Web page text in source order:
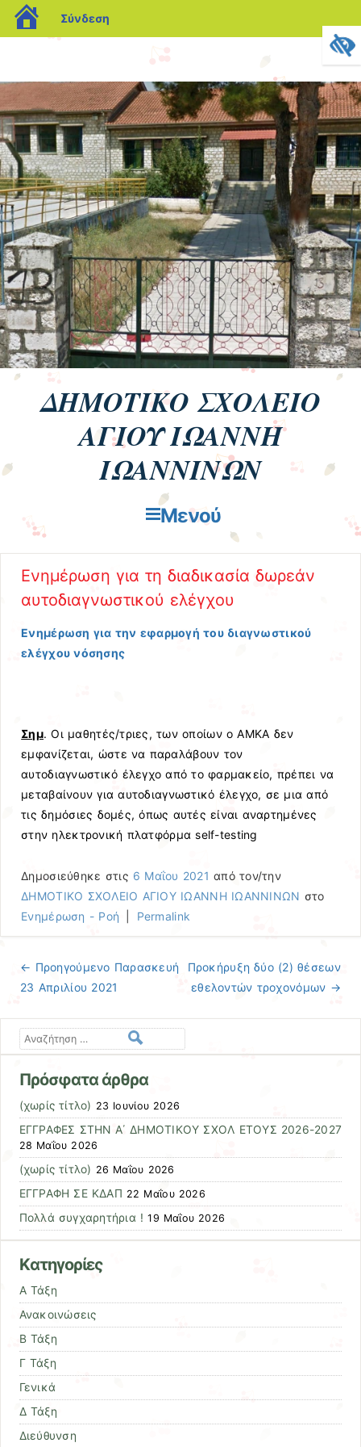
blogs.sch.gr
Σύνδεση
ΔΗΜΟΤΙΚΟ ΣΧΟΛΕΙΟ
ΑΓΙΟΥ ΙΩΑΝΝΗ
ΙΩΑΝΝΙΝΩΝ
Μενού
Ενημέρωση για τη διαδικασία δωρεάν
αυτοδιαγνωστικού ελέγχου
Ενημέρωση για την εφαρμογή του διαγνωστικού
ελέγχου νόσησης
Σημ. Οι μαθητές/τριες, των οποίων ο ΑΜΚΑ δεν
εμφανίζεται, ώστε να παραλάβουν τον
αυτοδιαγνωστικό έλεγχο από το φαρμακείο, πρέπει να
μεταβαίνουν για αυτοδιαγνωστικό έλεγχο, σε μια από
τις δημόσιες δομές, όπως αυτές είναι αναρτημένες
στην ηλεκτρονική πλατφόρμα self-testing
Δημοσιεύθηκε στις 6 Μαΐου 2021 από τον/την
ΔΗΜΟΤΙΚΟ ΣΧΟΛΕΙΟ ΑΓΙΟΥ ΙΩΑΝΝΗ ΙΩΑΝΝΙΝΩΝ στο
Ενημέρωση - Ροή
Permalink
Πλοήγηση άρθρων
← Προηγούμενo Παρασκευή
23 Απριλίου 2021
Προκήρυξη δύο (2) θέσεων
εθελοντών τροχονόμων →
Αναζήτηση
Πρόσφατα άρθρα
(χωρίς τίτλο) 23 Ιουνίου 2026
ΕΓΓΡΑΦΕΣ ΣΤΗΝ Α΄ ΔΗΜΟΤΙΚΟΥ ΣΧΟΛ ΕΤΟΥΣ 2026-2027
28 Μαΐου 2026
(χωρίς τίτλο) 26 Μαΐου 2026
ΕΓΓΡΑΦΗ ΣΕ ΚΔΑΠ 22 Μαΐου 2026
Πολλά συγχαρητήρια ! 19 Μαΐου 2026
Kατηγορίες
Α Τάξη
Ανακοινώσεις
Β Τάξη
Γ Τάξη
Γενικά
Δ Τάξη
Διεύθυνση